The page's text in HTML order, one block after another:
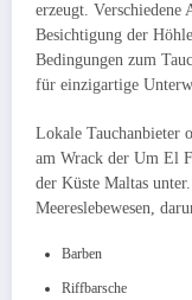
erzeugt. Verschiedene
Besichtigung der
Bedingungen zum
für einzigartige
Lokale Tauchanbieter
am Wrack der Um El
der Küste Maltas
Meereslebewesen,
Barben
Riffbarsche